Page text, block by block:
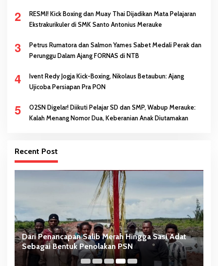
2
RESMI! Kick Boxing dan Muay Thai Dijadikan Mata Pelajaran
Ekstrakurikuler di SMK Santo Antonius Merauke
3
Petrus Rumatora dan Salmon Yames Sabet Medali Perak dan
Perunggu Dalam Ajang FORNAS di NTB
4
Ivent Redy Jogja Kick-Boxing, Nikolaus Betaubun: Ajang
Ujicoba Persiapan Pra PON
5
O2SN Digelar! Diikuti Pelajar SD dan SMP, Wabup Merauke:
Kalah Menang Nomor Dua, Keberanian Anak Diutamakan
Recent Post
Dari Penancapan Salib Merah Hingga Sasi Adat
Sebagai Bentuk Penolakan PSN